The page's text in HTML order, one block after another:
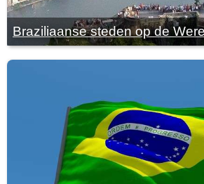
Braziliaanse steden op de